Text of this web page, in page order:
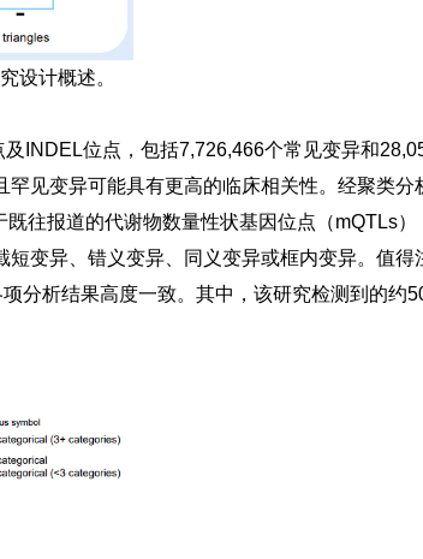
设计概述。
INDEL位点，包括7,726,466个常见变异和
见变异可能具有更高的临床相关性。经聚类分
往报道的代谢物数量性状基因位点（mQTLs）
变异、错义变异、 同义变异或框内变异。值得
分析结果高度一致。其中，该研究检测到的约